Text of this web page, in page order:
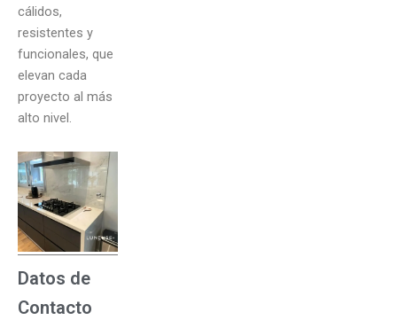
cálidos,
resistentes y
funcionales, que
elevan cada
proyecto al más
alto nivel.
Datos de
Contacto